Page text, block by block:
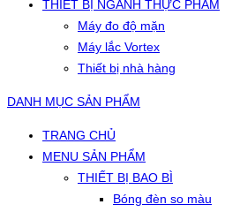
THIẾT BỊ NGÀNH THỰC PHẨM
Máy đo độ mặn
Máy lắc Vortex
Thiết bị nhà hàng
DANH MỤC SẢN PHẨM
TRANG CHỦ
MENU SẢN PHẨM
THIẾT BỊ BAO BÌ
Bóng đèn so màu